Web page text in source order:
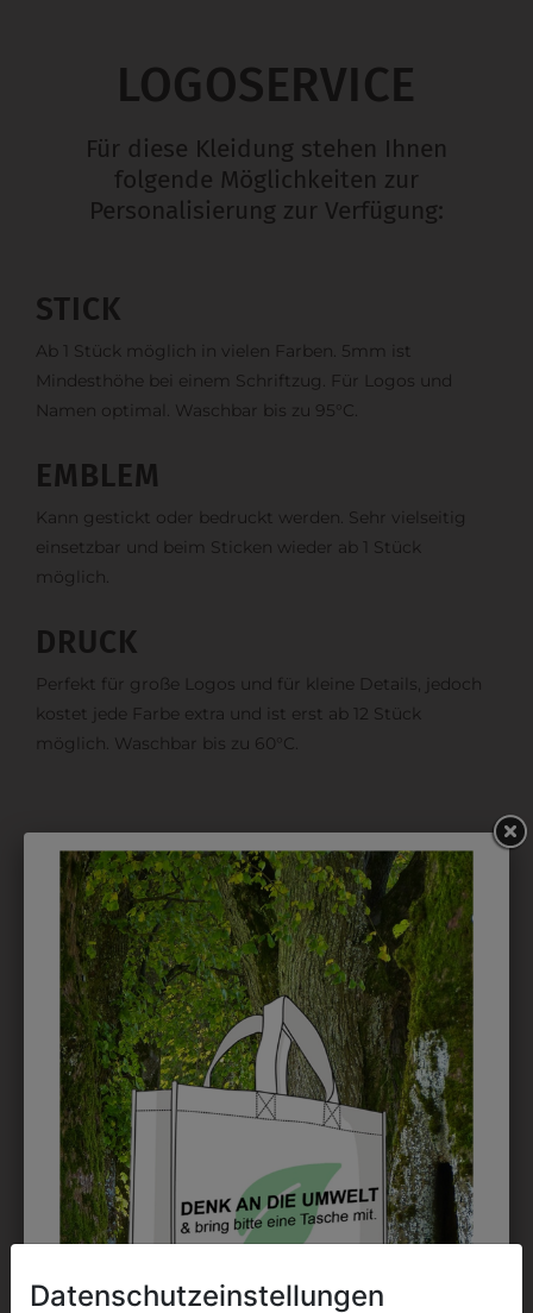
LOGOSERVICE
Für diese Kleidung stehen Ihnen
folgende Möglichkeiten zur
Personalisierung zur Verfügung:
STICK
Ab 1 Stück möglich in vielen Farben. 5mm ist
Mindesthöhe bei einem Schriftzug. Für Logos und
Namen optimal. Waschbar bis zu 95°C.
EMBLEM
Kann gestickt oder bedruckt werden. Sehr vielseitig
einsetzbar und beim Sticken wieder ab 1 Stück
möglich.
DRUCK
Perfekt für große Logos und für kleine Details, jedoch
kostet jede Farbe extra und ist erst ab 12 Stück
möglich. Waschbar bis zu 60°C.
DAS KÖNNTE IHNEN
AUCH GEFALLEN
Datenschutzeinstellungen